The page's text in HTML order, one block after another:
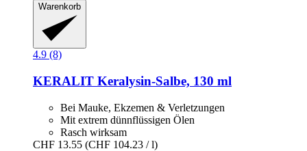
Warenkorb
4.9 (8)
KERALIT Keralysin-​Salbe, 130 ml
Bei Mauke, Ekzemen & Verletzungen
Mit extrem dünnflüssigen Ölen
Rasch wirksam
CHF 13.55 (CHF 104.23 / l)